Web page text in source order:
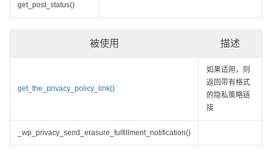
get_post_status()
被使用 描述
get_the_privacy_policy_link()
如果适用，则
返回带有格式
的隐私策略链
接
_wp_privacy_send_erasure_fulfillment_notification()